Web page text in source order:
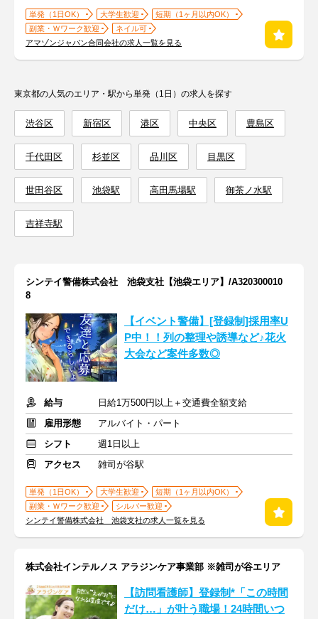
単発（1日OK） 大学生歓迎
短期（1ヶ月以内OK）
副業・Ｗワーク歓迎
ネイル可
アマゾンジャパン合同会社の求人一覧を見る
東京都の人気のエリア・駅から単発（1日）の求人を探す
渋谷区 新宿区 港区 中央区 豊島区
千代田区 杉並区 品川区 目黒区
世田谷区 池袋駅 高田馬場駅 御茶ノ水駅
吉祥寺駅
シンテイ警備株式会社 池袋支社【池袋エリア】/A320300010
8
【イベント警備】[登録制]採用率U
P中！！列の整理や誘導など♪花火
大会など案件多数◎
給与
日給1万500円以上＋交通費全額支給
雇用形態
アルバイト・パート
シフト
週1日以上
アクセス
雑司が谷駅
単発（1日OK） 大学生歓迎
短期（1ヶ月以内OK）
副業・Ｗワーク歓迎
シルバー歓迎
シンテイ警備株式会社 池袋支社の求人一覧を見る
株式会社インテルノス アラジンケア事業部 ※雑司が谷エリア
【訪問看護師】登録制*「この時間
だけ…」が叶う職場！24時間いつ